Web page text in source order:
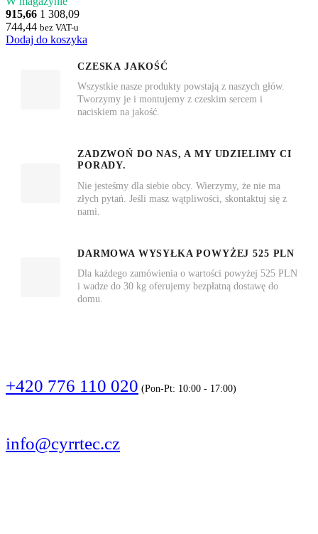
915,66 1 308,09
744,44 bez VAT-u
Dodaj do koszyka
CZESKA JAKOŚĆ
Wszystkie nasze produkty powstają z naszych głów.
Tworzymy je i montujemy z czeskim sercem i
naciskiem na jakość.
ZADZWOŃ DO NAS, A MY UDZIELIMY CI
PORADY.
Nie jesteśmy dla siebie obcy. Wierzymy, że nie ma
złych pytań. Jeśli masz wątpliwości, skontaktuj się z
nami.
DARMOWA WYSYŁKA POWYŻEJ 525 PLN
Dla każdego zamówienia o wartości powyżej 525 PLN
i wadze do 30 kg oferujemy bezpłatną dostawę do
domu.
+420 776 110 020 (Pon-Pt: 10:00 - 17:00)
info@cyrrtec.cz